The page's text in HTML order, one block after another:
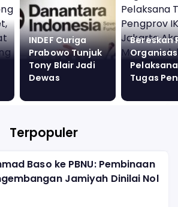
INDEF Curiga
Prabowo Tunjuk
Tony Blair Jadi
Dewas
Hal Mungkin
Bereskan
Pelaksana
Tugas
Akan
Terpopuler
Baso ke PBNU: Pembinaan
Jamiyah Dinilai Nol